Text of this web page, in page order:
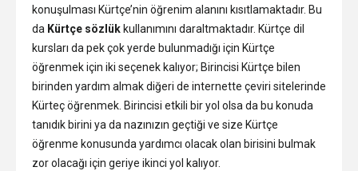
konuşulması Kürtçe’nin öğrenim alanını kısıtlamaktadır. Bu
da Kürtçe sözlük kullanımını daraltmaktadır. Kürtçe dil
kursları da pek çok yerde bulunmadığı için Kürtçe
öğrenmek için iki seçenek kalıyor; Birincisi Kürtçe bilen
birinden yardım almak diğeri de internette çeviri sitelerinde
Kürteç öğrenmek. Birincisi etkili bir yol olsa da bu konuda
tanıdık birini ya da nazınızın geçtiği ve size Kürtçe
öğrenme konusunda yardımcı olacak olan birisini bulmak
zor olacağı için geriye ikinci yol kalıyor.